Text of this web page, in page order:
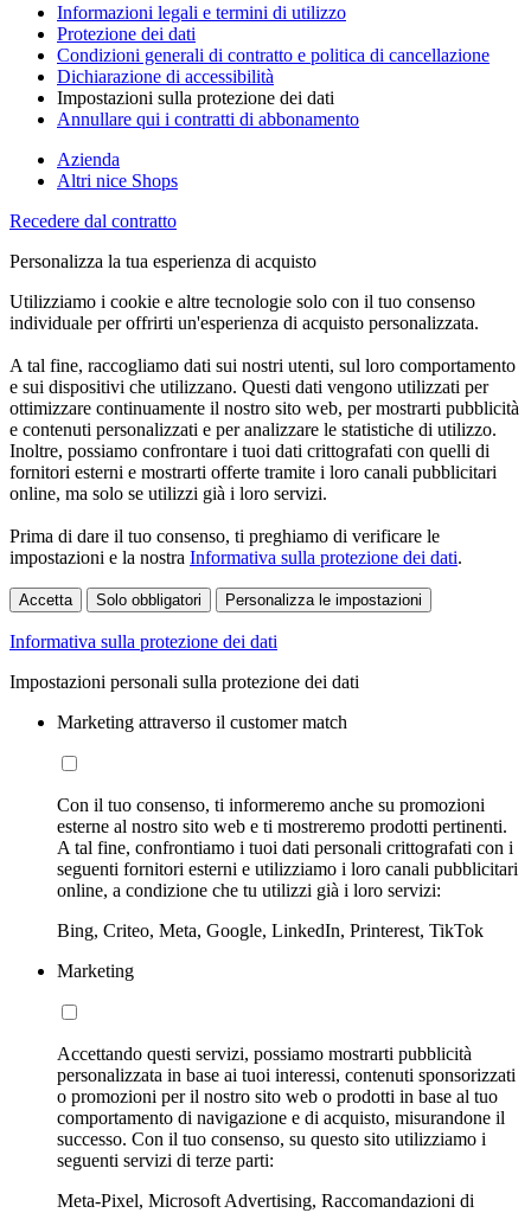
Informazioni legali e termini di utilizzo
Protezione dei dati
Condizioni generali di contratto e politica di cancellazione
Dichiarazione di accessibilità
Impostazioni sulla protezione dei dati
Annullare qui i contratti di abbonamento
Azienda
Altri nice Shops
Recedere dal contratto
Personalizza la tua esperienza di acquisto
Utilizziamo i cookie e altre tecnologie solo con il tuo consenso
individuale per offrirti un'esperienza di acquisto personalizzata.
A tal fine, raccogliamo dati sui nostri utenti, sul loro comportamento
e sui dispositivi che utilizzano. Questi dati vengono utilizzati per
ottimizzare continuamente il nostro sito web, per mostrarti pubblicità
e contenuti personalizzati e per analizzare le statistiche di utilizzo.
Inoltre, possiamo confrontare i tuoi dati crittografati con quelli di
fornitori esterni e mostrarti offerte tramite i loro canali pubblicitari
online, ma solo se utilizzi già i loro servizi.
Prima di dare il tuo consenso, ti preghiamo di verificare le
impostazioni e la nostra Informativa sulla protezione dei dati.
Accetta Solo obbligatori Personalizza le impostazioni
Informativa sulla protezione dei dati
Impostazioni personali sulla protezione dei dati
Marketing attraverso il customer match
Con il tuo consenso, ti informeremo anche su promozioni
esterne al nostro sito web e ti mostreremo prodotti pertinenti.
A tal fine, confrontiamo i tuoi dati personali crittografati con i
seguenti fornitori esterni e utilizziamo i loro canali pubblicitari
online, a condizione che tu utilizzi già i loro servizi:
Bing, Criteo, Meta, Google, LinkedIn, Printerest, TikTok
Marketing
Accettando questi servizi, possiamo mostrarti pubblicità
personalizzata in base ai tuoi interessi, contenuti sponsorizzati
o promozioni per il nostro sito web o prodotti in base al tuo
comportamento di navigazione e di acquisto, misurandone il
successo. Con il tuo consenso, su questo sito utilizziamo i
seguenti servizi di terze parti:
Meta-Pixel, Microsoft Advertising, Raccomandazioni di